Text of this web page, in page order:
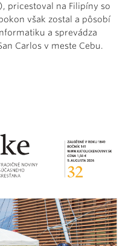
pricestoval na Filipíny so
však zostal a pôsobí
a sprevádza
Carlos v meste Cebu.